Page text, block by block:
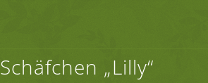
Schäfchen „Lilly“